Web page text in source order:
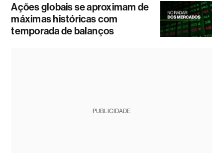
Ações globais se aproximam de
máximas históricas com
temporada de balanços
PUBLICIDADE